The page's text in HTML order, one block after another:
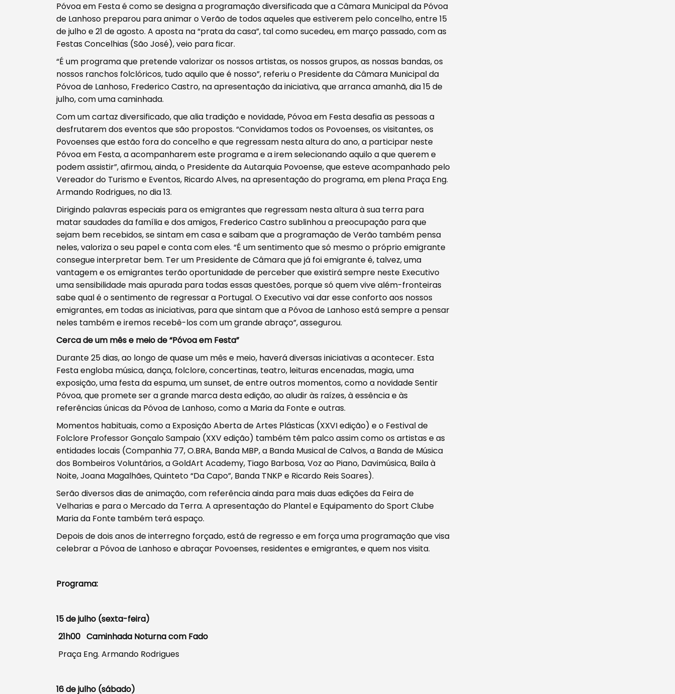
Póvoa em Festa é como se designa a programação diversificada que a Câmara Municipal da Póvoa
de Lanhoso preparou para animar o Verão de todos aqueles que estiverem pelo concelho, entre 15
de julho e 21 de agosto. A aposta na “prata da casa”, tal como sucedeu, em março passado, com as
Festas Concelhias (São José), veio para ficar.
“É um programa que pretende valorizar os nossos artistas, os nossos grupos, as nossas bandas, os
nossos ranchos folclóricos, tudo aquilo que é nosso”, referiu o Presidente da Câmara Municipal da
Póvoa de Lanhoso, Frederico Castro, na apresentação da iniciativa, que arranca amanhã, dia 15 de
julho, com uma caminhada.
Com um cartaz diversificado, que alia tradição e novidade, Póvoa em Festa desafia as pessoas a
desfrutarem dos eventos que são propostos. “Convidamos todos os Povoenses, os visitantes, os
Povoenses que estão fora do concelho e que regressam nesta altura do ano, a participar neste
Póvoa em Festa, a acompanharem este programa e a irem selecionando aquilo a que querem e
podem assistir”, afirmou, ainda, o Presidente da Autarquia Povoense, que esteve acompanhado pelo
Vereador do Turismo e Eventos, Ricardo Alves, na apresentação do programa, em plena Praça Eng.
Armando Rodrigues, no dia 13.
Dirigindo palavras especiais para os emigrantes que regressam nesta altura à sua terra para
matar saudades da família e dos amigos, Frederico Castro sublinhou a preocupação para que
sejam bem recebidos, se sintam em casa e saibam que a programação de Verão também pensa
neles, valoriza o seu papel e conta com eles. “É um sentimento que só mesmo o próprio emigrante
consegue interpretar bem. Ter um Presidente de Câmara que já foi emigrante é, talvez, uma
vantagem e os emigrantes terão oportunidade de perceber que existirá sempre neste Executivo
uma sensibilidade mais apurada para todas essas questões, porque só quem vive além-fronteiras
sabe qual é o sentimento de regressar a Portugal. O Executivo vai dar esse conforto aos nossos
emigrantes, em todas as iniciativas, para que sintam que a Póvoa de Lanhoso está sempre a pensar
neles também e iremos recebê-los com um grande abraço”, assegurou.
Cerca de um mês e meio de “Póvoa em Festa”
Durante 25 dias, ao longo de quase um mês e meio, haverá diversas iniciativas a acontecer. Esta
Festa engloba música, dança, folclore, concertinas, teatro, leituras encenadas, magia, uma
exposição, uma festa da espuma, um sunset, de entre outros momentos, como a novidade Sentir
Póvoa, que promete ser a grande marca desta edição, ao aludir às raízes, à essência e às
referências únicas da Póvoa de Lanhoso, como a Maria da Fonte e outras.
Momentos habituais, como a Exposição Aberta de Artes Plásticas (XXVI edição) e o Festival de
Folclore Professor Gonçalo Sampaio (XXV edição) também têm palco assim como os artistas e as
entidades locais (Companhia 77, O.BRA, Banda MBP, a Banda Musical de Calvos, a Banda de Música
dos Bombeiros Voluntários, a GoldArt Academy, Tiago Barbosa, Voz ao Piano, Davimúsica, Baila à
Noite, Joana Magalhães, Quinteto “Da Capo”, Banda TNKP e Ricardo Reis Soares).
Serão diversos dias de animação, com referência ainda para mais duas edições da Feira de
Velharias e para o Mercado da Terra. A apresentação do Plantel e Equipamento do Sport Clube
Maria da Fonte também terá espaço.
Depois de dois anos de interregno forçado, está de regresso e em força uma programação que visa
celebrar a Póvoa de Lanhoso e abraçar Povoenses, residentes e emigrantes, e quem nos visita.
Programa:
15 de julho (sexta-feira)
21h00 Caminhada Noturna com Fado
Praça Eng. Armando Rodrigues
16 de julho (sábado)